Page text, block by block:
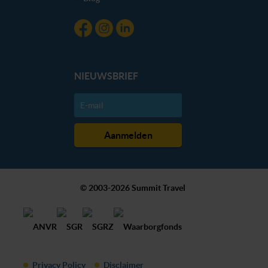
NIEUWSBRIEF
© 2003-2026 Summit Travel
Privacy Policy Disclaimer